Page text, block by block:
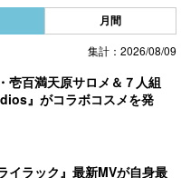
月間
集計：2026/08/09
壱百満天原サロメ＆７人組
』がコラボコスメを発
イラック』最新MVが自身最